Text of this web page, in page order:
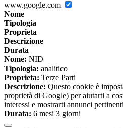
www.google.com
Nome
Tipologia
Proprieta
Descrizione
Durata
Nome: NID
Tipologia: analitico
Proprieta: Terze Parti
Descrizione: Questo cookie è
proprietà di Google) per aiutarti a
interessi e mostrarti annunci
Durata: 6 mesi 3 giorni